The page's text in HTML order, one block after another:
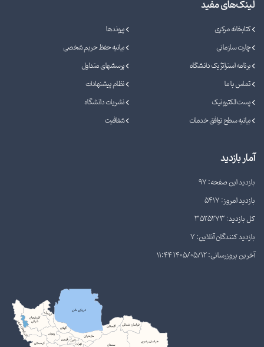
لینک‌های مفید
کتابخانه مرکزی
پیوندها
چارت سازمانی
بیانیه حفظ حریم شخصی
برنامه استراتژیک دانشگاه
پرسشهای متداول
تماس با ما
نظام پیشنهادات
پست الکترونیک
نشریات دانشگاه
بیانیه سطح توافق خدمات
شفافیت
آمار بازدید
بازدید این صفحه: 97
بازدید امروز: 5417
کل بازدید: 3525273
بازدید کنندگان آنلاین: 7
آخرین بروزرسانی: 1405/05/12 11:44